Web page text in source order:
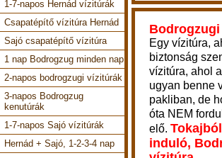
Egy vízitúra,
biztonság
vízitúra, ahol
ugyan benne
pakliban, de
óta NEM
elő. Tokajból
induló,
1-7-napos Hernád vízitúrák
Csapatépítő vízitúra Hernád
Sajó csapatépítő vízitúra
1 nap Bodrogzug minden nap
2-napos bodrogzugi vízitúrák
3-napos Bodrogzug
kenutúrák
1-7-napos Sajó vízitúrák
Hernád + Sajó, 1-2-3-4 nap